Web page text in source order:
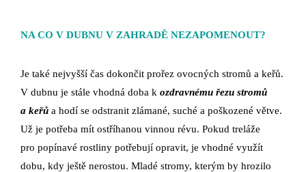
NA CO V DUBNU V ZAHRADĚ NEZAPOMENOUT?
Je také nejvyšší čas dokončit prořez ovocných stromů a keřů.
V dubnu je stále vhodná doba k ozdravnému řezu stromů
a keřů a hodí se odstranit zlámané, suché a poškozené větve.
Už je potřeba mít ostříhanou vinnou révu. Pokud treláže
pro popínavé rostliny potřebují opravit, je vhodné využít
dobu, kdy ještě nerostou. Mladé stromy, kterým by hrozilo